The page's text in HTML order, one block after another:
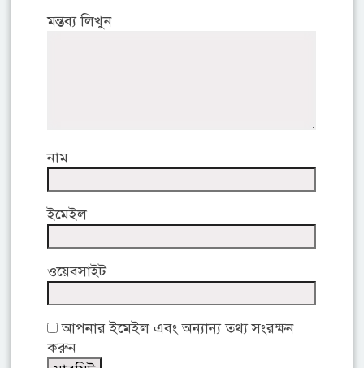
মন্তব্য লিখুন
নাম
ইমেইল
ওয়েবসাইট
আপনার ইমেইল এবং অন্যান্য তথ্য সংরক্ষন
করুন